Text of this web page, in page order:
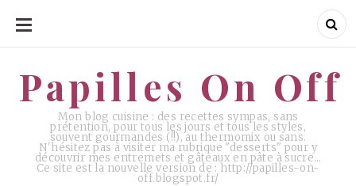
ALLER
CONTENU
Papilles On Off
Mon blog cuisine : des recettes sympas, sans
prétention, pour tous les jours et tous les styles,
souvent gourmandes (!!), au thermomix ou sans.
N'hésitez pas à visiter ma rubrique "desserts" pour y
découvrir mes entremets et gâteaux en pâte à sucre…
Ce site est la nouvelle version de : http://papilles-on-
off.blogspot.fr/
Papilles On Off